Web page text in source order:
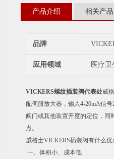
产品介绍 相关产品
品牌
应用领域 医疗
VICKERS螺纹插装阀代表处威
配伺服放大器，输入4-20mA信
阀门或其他装置开度的定位，同
点。
威格士VICKERS插装阀有什么
一、体积小、成本低